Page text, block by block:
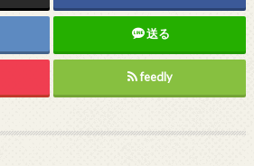
送る
feedly